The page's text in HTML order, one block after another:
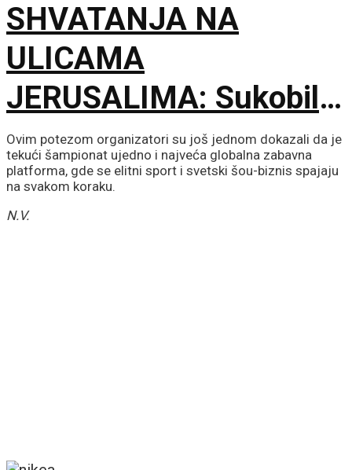
SHVATANJA NA
ULICAMA
JERUSALIMA: Sukobili
se ultraortodoksni
demonstranti, građani i
policija zbog rada kafića
Ovim potezom organizatori su još jednom dokazali da je
tekući šampionat ujedno i najveća globalna zabavna
platforma, gde se elitni sport i svetski šou-biznis spajaju
na svakom koraku.
N.V.